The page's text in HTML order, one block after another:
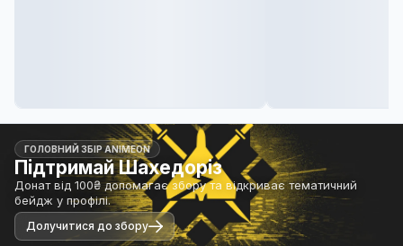
ГОЛОВНИЙ ЗБІР ANIMEON
Підтримай Шахедоріз
Донат від 100₴ допомагає збору та відкриває тематичний
бейдж у профілі.
Долучитися до збору